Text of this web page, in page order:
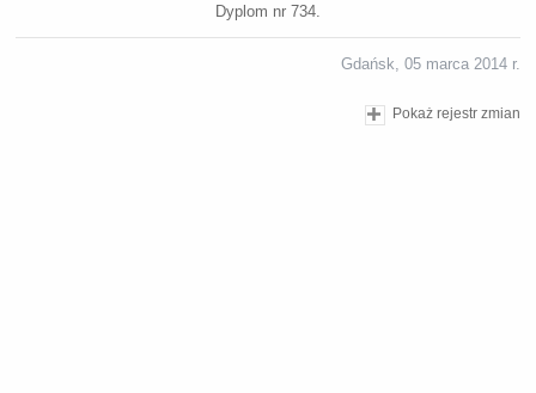
Dyplom nr 734.
Gdańsk, 05 marca 2014 r.
Pokaż rejestr zmian